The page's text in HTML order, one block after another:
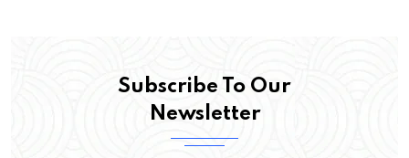
Subscribe To Our
Newsletter